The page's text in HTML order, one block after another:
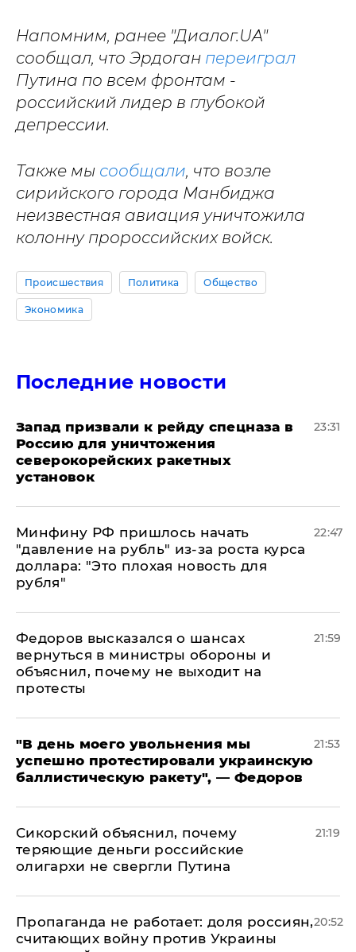
Напомним, ранее "Диалог.UA"
сообщал, что Эрдоган переиграл
Путина по всем фронтам -
российский лидер в глубокой
депрессии.
Также мы сообщали, что возле
сирийского города Манбиджа
неизвестная авиация уничтожила
колонну пророссийских войск.
Происшествия Политика Общество
Экономика
Последние новости
Запад призвали к рейду спецназа в
Россию для уничтожения
северокорейских ракетных
установок
23:31
Минфину РФ пришлось начать
"давление на рубль" из-за роста курса
доллара: "Это плохая новость для
рубля"
22:47
Федоров высказался о шансах
вернуться в министры обороны и
объяснил, почему не выходит на
протесты
21:59
​"В день моего увольнения мы
успешно протестировали украинскую
баллистическую ракету", — Федоров
21:53
Сикорский объяснил, почему
теряющие деньги российские
олигархи не свергли Путина
21:19
​Пропаганда не работает: доля россиян,
считающих войну против Украины
20:52